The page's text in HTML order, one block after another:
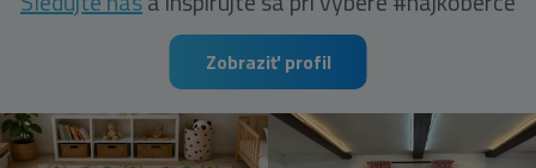
Zobraziť profil